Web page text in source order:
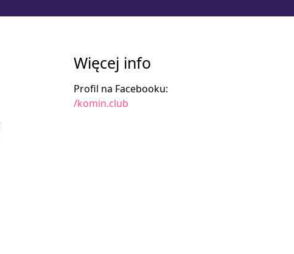
Więcej info
Profil na Facebooku:
/komin.club